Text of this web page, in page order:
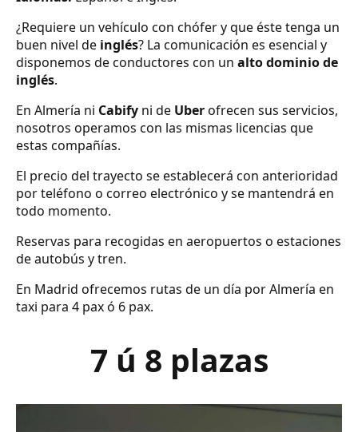
¿Requiere un vehículo con chófer y que éste tenga un
buen nivel de inglés? La comunicación es esencial y
disponemos de conductores con un alto dominio de
inglés.
En Almería ni Cabify ni de Uberofrecen sus servicios,
nosotros operamos con las mismas licencias que
estas compañías.
El precio del trayecto se establecerá con anterioridad
por teléfono o correo electrónico y se mantendrá en
todo momento.
Reservas para recogidas en aeropuertos o estaciones
de autobús y tren.
En Madrid ofrecemos rutas de un día por Almería en
taxi para 4 pax ó 6 pax.
7 ú 8 plazas